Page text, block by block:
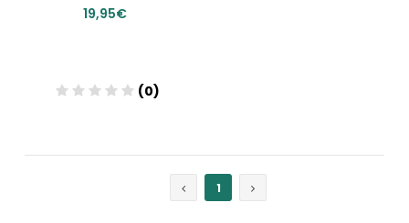
19,95€
(0)
1